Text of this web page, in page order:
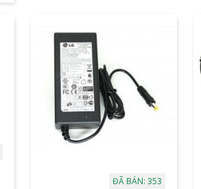
ĐÃ BÁN: 353